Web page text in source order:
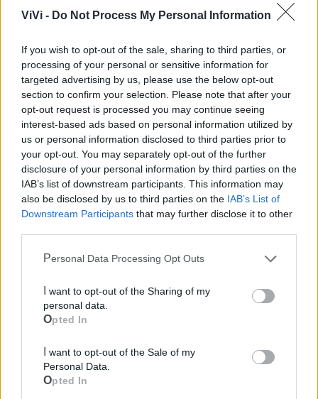
ViVi - Do Not Process My Personal Information
If you wish to opt-out of the sale, sharing to third parties, or
processing of your personal or sensitive information for
targeted advertising by us, please use the below opt-out
section to confirm your selection. Please note that after your
opt-out request is processed you may continue seeing
interest-based ads based on personal information utilized by
us or personal information disclosed to third parties prior to
your opt-out. You may separately opt-out of the further
disclosure of your personal information by third parties on the
IAB’s list of downstream participants. This information may
also be disclosed by us to third parties on the IAB’s List of
Downstream Participants that may further disclose it to other
Personal Data Processing Opt Outs
personal data.
Opted In
Personal Data.
Opted In
internazionali.
Presentazione del volume "Archeologia dei paesaggi
a Ginosa: tes(t)i a confronto", a cura di Silvio
Fioriello;
ecosistemi, archeologia pubblica e il restauro del
castello di Ginosa.
Interverranno rappresentanti del Comune di Ginosa,
studiosi delle Università di Bari, Salento e Rennes 2,
rappresenta un’occasione unica per approfondire la
conoscenza del territorio e dei suoi tesori storici, ambientali
Le notizie del giorno sul tuo smartphone
Ricevi gratuitamente ogni giorno le notizie della tua